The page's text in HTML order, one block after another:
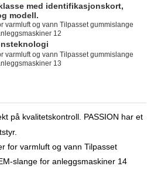
med identifikasjonskort,
modell.
på kvalitetskontroll. PASSION har et